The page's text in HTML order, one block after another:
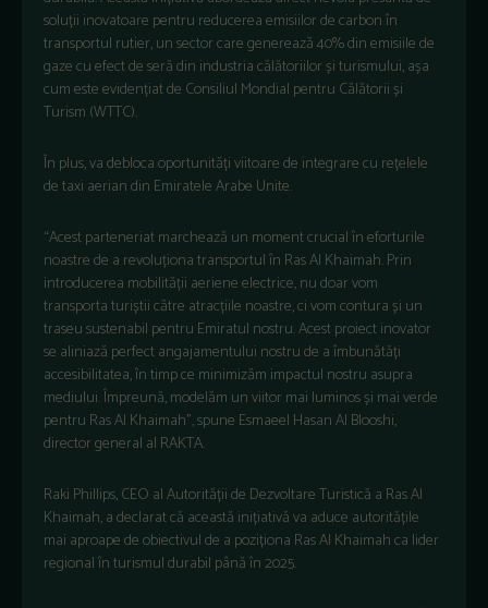
soluții inovatoare pentru reducerea emisiilor de carbon în
transportul rutier, un sector care generează 40% din emisiile de
gaze cu efect de seră din industria călătoriilor și turismului, așa
cum este evidențiat de Consiliul Mondial pentru Călătorii și
Turism (WTTC).
În plus, va debloca oportunități viitoare de integrare cu rețelele
de taxi aerian din Emiratele Arabe Unite.
“Acest parteneriat marchează un moment crucial în eforturile
noastre de a revoluționa transportul în Ras Al Khaimah. Prin
introducerea mobilității aeriene electrice, nu doar vom
transporta turiștii către atracțiile noastre, ci vom contura și un
traseu sustenabil pentru Emiratul nostru. Acest proiect inovator
se aliniază perfect angajamentului nostru de a îmbunătăți
accesibilitatea, în timp ce minimizăm impactul nostru asupra
mediului. Împreună, modelăm un viitor mai luminos și mai verde
pentru Ras Al Khaimah”, spune Esmaeel Hasan Al Blooshi,
director general al RAKTA.
Raki Phillips, CEO al Autorității de Dezvoltare Turistică a Ras Al
Khaimah, a declarat că această inițiativă va aduce autoritățile
mai aproape de obiectivul de a poziționa Ras Al Khaimah ca lider
regional în turismul durabil până în 2025.